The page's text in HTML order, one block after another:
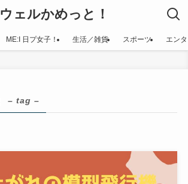
ウェルかめっと！
ME:I 日プ女子！ 生活／雑貨 スポーツ エン
– tag –